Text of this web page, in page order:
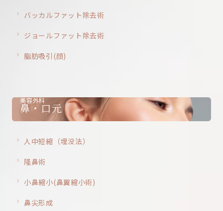
バッカルファット除去術
ジョールファット除去術
脂肪吸引(顔)
美容外科
鼻・口元
人中短縮（埋没法）
隆鼻術
小鼻縮小(鼻翼縮小術)
鼻尖形成